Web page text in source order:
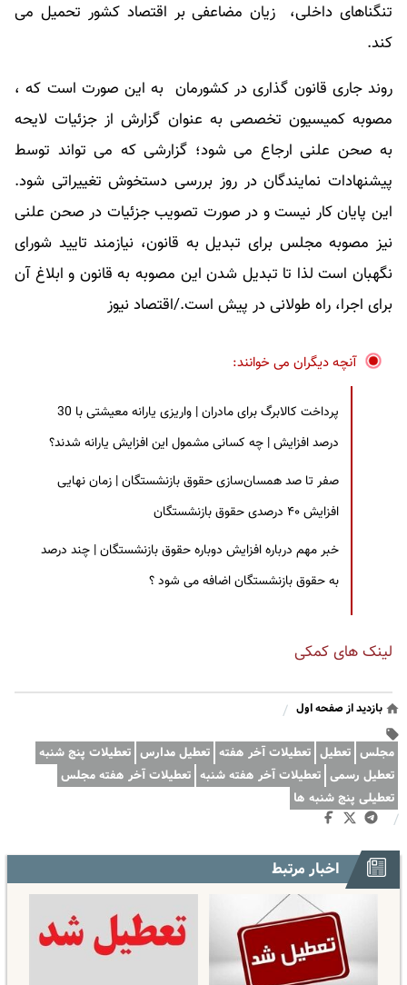
تنگناهای داخلی، زیان مضاعفی بر اقتصاد کشور تحمیل می
کند.
روند جاری قانون گذاری در کشورمان به این صورت است که ،
مصوبه کمیسیون تخصصی به عنوان گزارش از جزئیات لایحه
به صحن علنی ارجاع می شود؛ گزارشی که می تواند توسط
پیشنهادات نمایندگان در روز بررسی دستخوش تغییراتی شود.
این پایان کار نیست و در صورت تصویب جزئیات در صحن علنی
نیز مصوبه مجلس برای تبدیل به قانون، نیازمند تایید شورای
نگهبان است لذا تا تبدیل شدن این مصوبه به قانون و ابلاغ آن
برای اجرا، راه طولانی در پیش است./اقتصاد نیوز
آنچه دیگران می خوانند:
پرداخت کالابرگ برای مادران | واریزی یارانه معیشتی با 30
درصد افزایش | چه کسانی مشمول این افزایش یارانه شدند؟
صفر تا صد همسان‌سازی حقوق بازنشستگان | زمان نهایی
افزایش ۴۰ درصدی حقوق بازنشستگان
خبر مهم درباره افزایش دوباره حقوق بازنشستگان | چند درصد
به حقوق بازنشستگان اضافه می شود ؟
لینک های کمکی
بازدید از صفحه اول /
مجلس تعطیل تعطیلات آخر هفته تعطیل مدارس تعطیلات پنج شنبه
تعطیل رسمی تعطیلات آخر هفته شنبه تعطیلات آخر هفته مجلس
تعطیلی پنج شنبه ها
/
اخبار مرتبط